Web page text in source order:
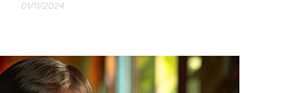
01/11/2024